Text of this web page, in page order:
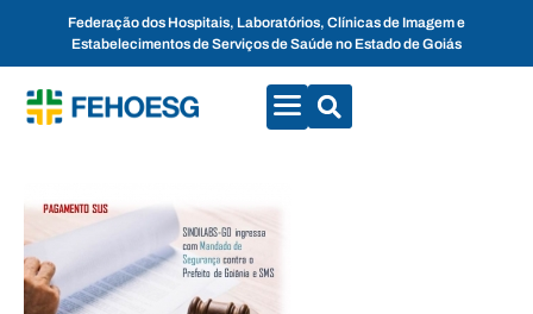
Federação dos Hospitais, Laboratórios, Clínicas de Imagem e
Estabelecimentos de Serviços de Saúde no Estado de Goiás